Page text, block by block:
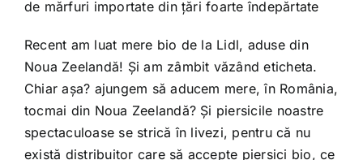
de mărfuri importate din țări foarte îndepărtate
Recent am luat mere bio de la Lidl, aduse din
Noua Zeelandă! Și am zâmbit văzând eticheta.
Chiar așa? ajungem să aducem mere, în România,
tocmai din Noua Zeelandă? Și piersicile noastre
spectaculoase se strică în livezi, pentru că nu
există distribuitor care să accepte piersici bio, ce